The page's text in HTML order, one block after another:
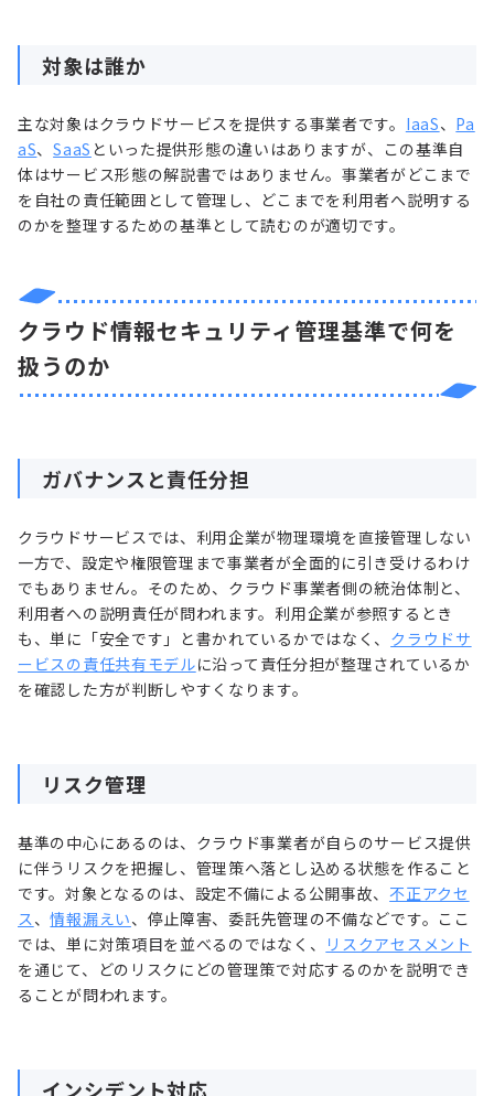
対象は誰か
主な対象はクラウドサービスを提供する事業者です。 IaaS、 Pa
aS、SaaS といった提供形態の違いはありますが、この基準自
体はサービス形態の解説書ではありません。事業者がどこまで
を自社の責任範囲として管理し、どこまでを利用者へ説明する
のかを整理するための基準として読むのが適切です。
クラウド情報セキュリティ管理基準で何を
扱うのか
ガバナンスと責任分担
クラウドサービスでは、利用企業が物理環境を直接管理しない
一方で、設定や権限管理まで事業者が全面的に引き受けるわけ
でもありません。そのため、クラウド事業者側の統治体制と、
利用者への説明責任が問われます。利用企業が参照するとき
も、単に「安全です」と書かれているかではなく、 クラウドサ
ービスの責任共有モデルに沿って責任分担が整理されているか
を確認した方が判断しやすくなります。
リスク管理
基準の中心にあるのは、クラウド事業者が自らのサービス提供
に伴うリスクを把握し、管理策へ落とし込める状態を作ること
です。対象となるのは、設定不備による公開事故、不正アクセ
ス、情報漏えい、停止障害、委託先管理の不備などです。ここ
では、単に対策項目を並べるのではなく、 リスクアセスメント
を通じて、どのリスクにどの管理策で対応するのかを説明でき
ることが問われます。
インシデント対応